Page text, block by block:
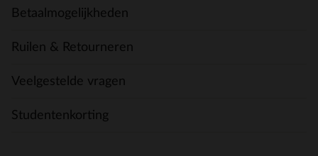
Betaalmogelijkheden
Ruilen & Retourneren
Veelgestelde vragen
Studentenkorting